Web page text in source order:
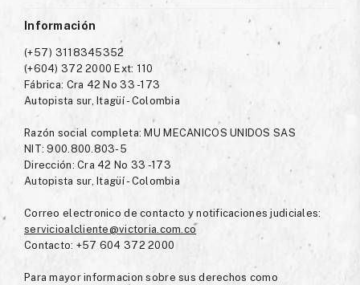
Información
(+57) 3118345352
(+604) 372 2000 Ext: 110
Fábrica: Cra 42 No 33 -173
Autopista sur, Itagüí - Colombia
Razón social completa: MU MECANICOS UNIDOS SAS
NIT: 900.800.803-5
Dirección: Cra 42 No 33 -173
Autopista sur, Itagüí - Colombia
Correo electronico de contacto y notificaciones judiciales:
servicioalcliente@victoria.com.co
Contacto: +57 604 372 2000
Para mayor informacion sobre sus derechos como